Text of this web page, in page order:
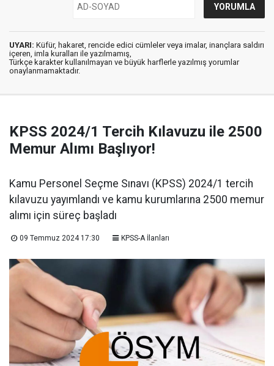
UYARI: Küfür, hakaret, rencide edici cümleler veya imalar, inançlara saldırı
içeren, imla kuralları ile yazılmamış,
Türkçe karakter kullanılmayan ve büyük harflerle yazılmış yorumlar
onaylanmamaktadır.
KPSS 2024/1 Tercih Kılavuzu ile 2500
Memur Alımı Başlıyor!
Kamu Personel Seçme Sınavı (KPSS) 2024/1 tercih
kılavuzu yayımlandı ve kamu kurumlarına 2500 memur
alımı için süreç başladı
09 Temmuz 2024 17:30 KPSS-A İlanları